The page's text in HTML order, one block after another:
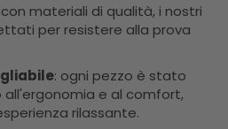
materiali di qualità, i nostri
per resistere alla prova
: ogni pezzo è stato
e al comfort,
rilassante.